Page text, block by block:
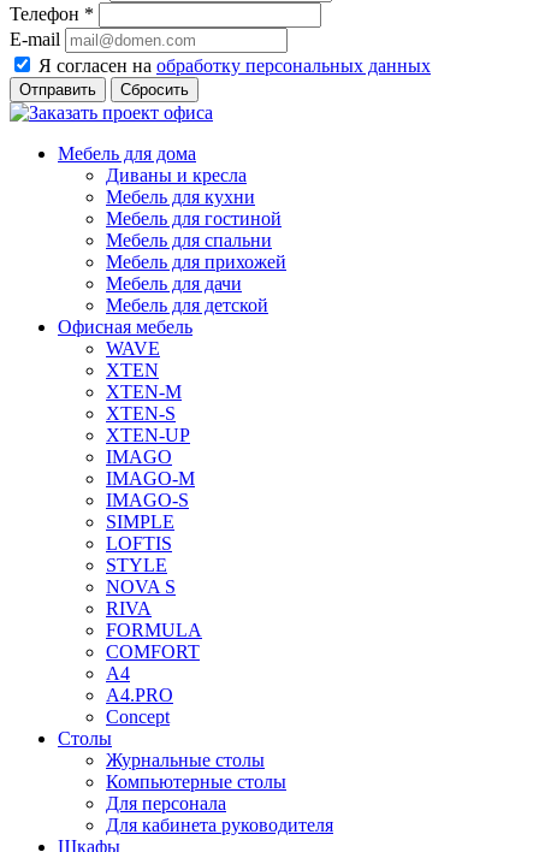
Телефон *
E-mail
Я согласен на обработку персональных данных
Сбросить
Мебель для дома
Диваны и кресла
Мебель для кухни
Мебель для гостиной
Мебель для спальни
Мебель для прихожей
Мебель для дачи
Мебель для детской
Офисная мебель
WAVE
XTEN
XTEN-M
XTEN-S
XTEN-UP
IMAGO
IMAGO-M
IMAGO-S
SIMPLE
LOFTIS
STYLE
NOVA S
RIVA
FORMULA
COMFORT
A4
A4.PRO
Concept
Столы
Журнальные столы
Компьютерные столы
Для персонала
Для кабинета руководителя
Шкафы